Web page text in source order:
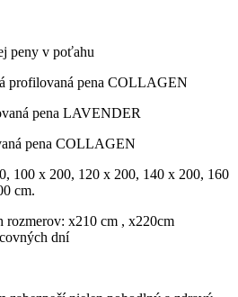
peny v poťahu
profilovaná pena COLLAGEN
pena LAVENDER
pena COLLAGEN
100 x 200, 120 x 200, 140 x 200, 160
cm.
rozmerov: x210 cm , x220cm
dní